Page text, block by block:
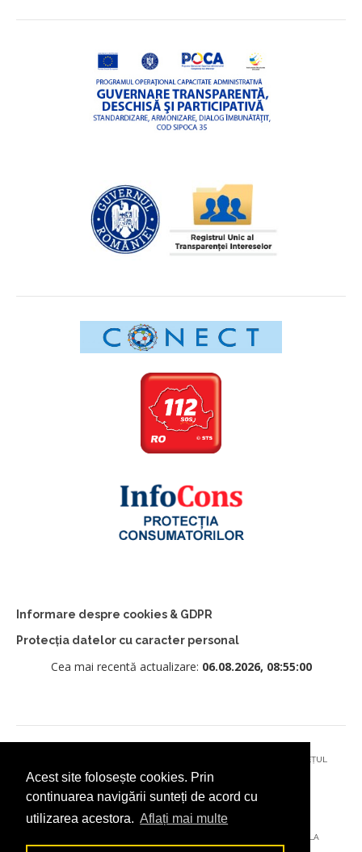
Acest site folosește cookies. Prin
continuarea navigării sunteți de acord cu
utilizarea acestora. Aflați mai multe
Informare despre cookies & GDPR
Protecția datelor cu caracter personal
Cea mai recentă actualizare: 06.08.2026, 08:55:00
© 2026 - PRIMĂRIA MUNICIPIULUI CÂMPULUNG MOLDOVENESC, JUDEȚUL
SUCEAVA
AȚI ÎNTÂMPINAT O PROBLEMĂ TEHNICĂ? TRIMITEȚI-NE UN EMAIL LA